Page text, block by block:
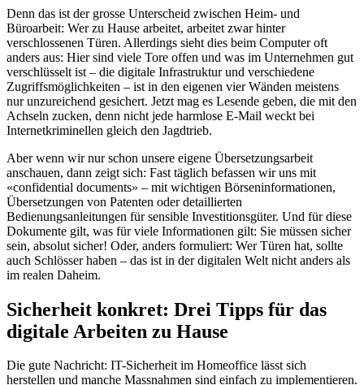
Denn das ist der grosse Unterscheid zwischen Heim- und
Büroarbeit: Wer zu Hause arbeitet, arbeitet zwar hinter
verschlossenen Türen. Allerdings sieht dies beim Computer oft
anders aus: Hier sind viele Tore offen und was im Unternehmen gut
verschlüsselt ist – die digitale Infrastruktur und verschiedene
Zugriffsmöglichkeiten – ist in den eigenen vier Wänden meistens
nur unzureichend gesichert. Jetzt mag es Lesende geben, die mit den
Achseln zucken, denn nicht jede harmlose E-Mail weckt bei
Internetkriminellen gleich den Jagdtrieb.
Aber wenn wir nur schon unsere eigene Übersetzungsarbeit
anschauen, dann zeigt sich: Fast täglich befassen wir uns mit
«confidential documents» – mit wichtigen Börseninformationen,
Übersetzungen von Patenten oder detaillierten
Bedienungsanleitungen für sensible Investitionsgüter. Und für diese
Dokumente gilt, was für viele Informationen gilt: Sie müssen sicher
sein, absolut sicher! Oder, anders formuliert: Wer Türen hat, sollte
auch Schlösser haben – das ist in der digitalen Welt nicht anders als
im realen Daheim.
Sicherheit konkret: Drei Tipps für das
digitale Arbeiten zu Hause
Die gute Nachricht: IT-Sicherheit im Homeoffice lässt sich
herstellen und manche Massnahmen sind einfach zu implementieren.